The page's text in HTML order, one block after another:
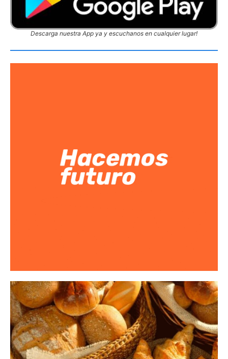
Descarga nuestra App ya y escuchanos en cualquier lugar!